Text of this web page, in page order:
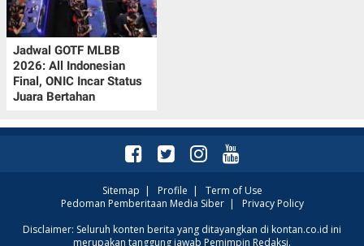
Jadwal GOTF MLBB
2026: All Indonesian
Final, ONIC Incar Status
Juara Bertahan
Sitemap | Profile | Term of Use
Pedoman Pemberitaan Media Siber| Privacy Policy
Disclaimer: Seluruh konten berita yang ditayangkan di kontan.co.id ini
merupakan tanggung jawab Pemimpin Redaksi.